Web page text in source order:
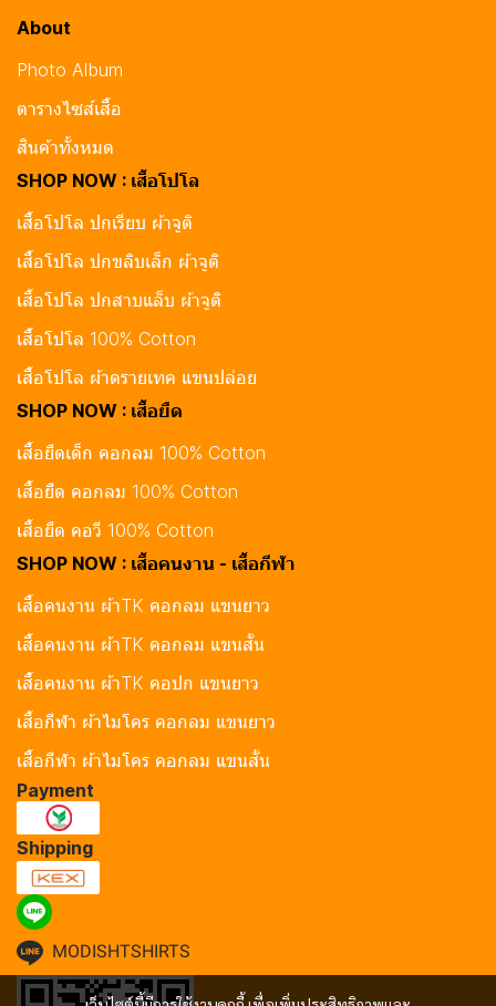
About
Photo Album
ตารางไซส์เสื้อ
สินค้าทั้งหมด
SHOP NOW : เสื้อโปโล
เสื้อโปโล ปกเรียบ ผ้าจูติ
เสื้อโปโล ปกขลิบเล็ก ผ้าจูติ
เสื้อโปโล ปกสาบแล็บ ผ้าจูติ
เสื้อโปโล 100% Cotton
เสื้อโปโล ผ้าดรายเทค แขนปล่อย
SHOP NOW : เสื้อยืด
เสื้อยืดเด็ก คอกลม 100% Cotton
เสื้อยืด คอกลม 100% Cotton
เสื้อยืด คอวี 100% Cotton
SHOP NOW : เสื้อคนงาน - เสื้อกีฬา
เสื้อคนงาน ผ้าTK คอกลม แขนยาว
เสื้อคนงาน ผ้าTK คอกลม แขนสั้น
เสื้อคนงาน ผ้าTK คอปก แขนยาว
เสื้อกีฬา ผ้าไมโคร คอกลม แขนยาว
เสื้อกีฬา ผ้าไมโคร คอกลม แขนสั้น
Payment
Shipping
MODISHTSHIRTS